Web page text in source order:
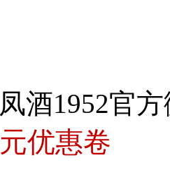
酒1952官
优惠卷